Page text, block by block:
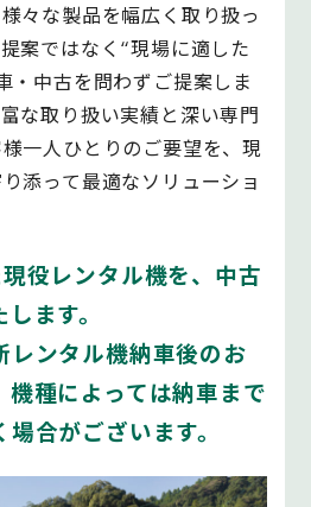
々な製品を幅広く取り扱っ
案ではなく“現場に適した
・中古を問わずご提案しま
な取り扱い実績と深い専門
一人ひとりのご要望を、現
添って最適なソリューショ
役レンタル機を、中古
ます。
レンタル機納車後のお
種によっては納車まで
合がございます。